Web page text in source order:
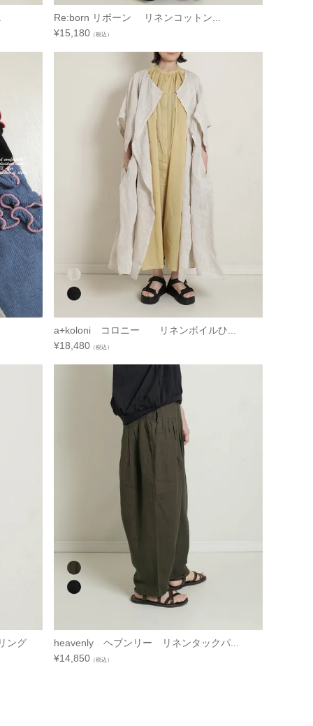
Re:born リボーン リネンコットン...
¥15,180 （税込）
a+koloni コロニー リネンボイルひ...
¥18,480 （税込）
グ
heavenly ヘブンリー リネンタックパ...
¥14,850 （税込）